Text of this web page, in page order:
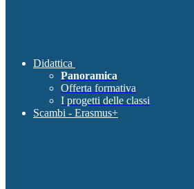
Didattica
Panoramica
Offerta formativa
I progetti delle classi
Scambi - Erasmus+